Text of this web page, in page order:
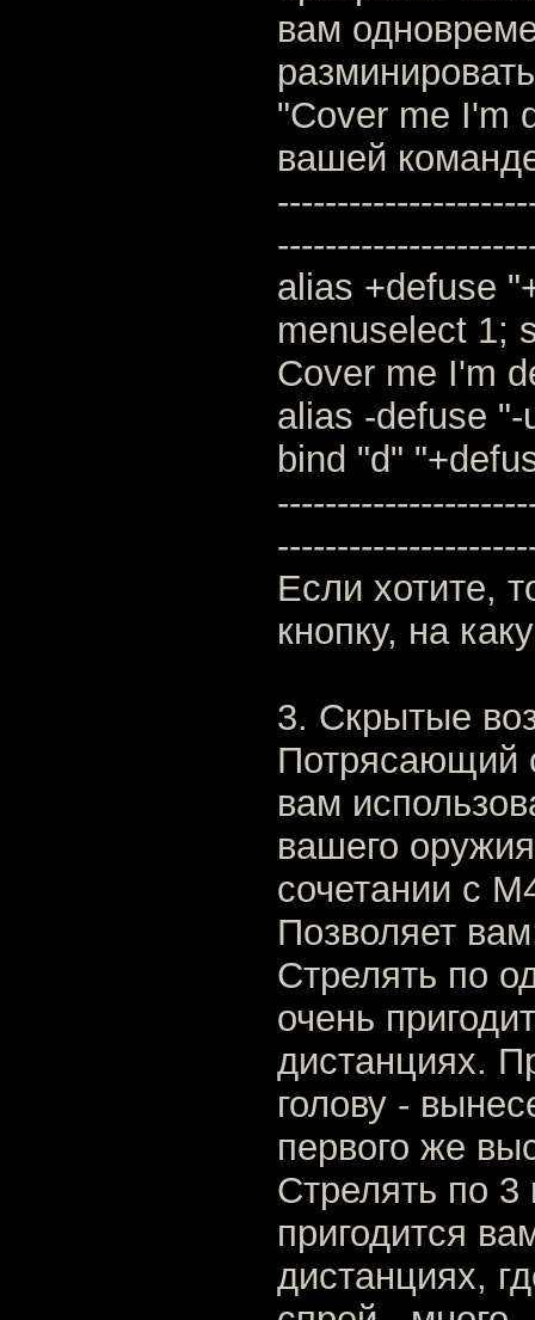
вам
"Cover me I'm
вашей
alias +defuse
menuselect 1;
Cover me I'm
alias -defuse
bind "d"
Если хотите,
кнопку, на
3. Скрытые
Потрясающий
вам
вашего
сочетании с
Позволяет
Стрелять по
очень
дистанциях.
голову -
первого же
Стрелять по 3
пригодится
дистанциях,